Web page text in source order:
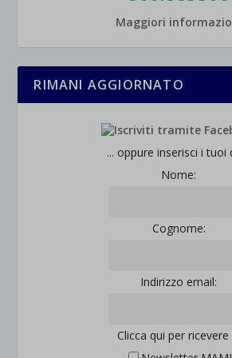
Maggiori
RIMANI AGGIORNATO
... oppure inserisci i tuoi
Nome:
Cognome:
Indirizzo email:
Clicca qui per ricevere